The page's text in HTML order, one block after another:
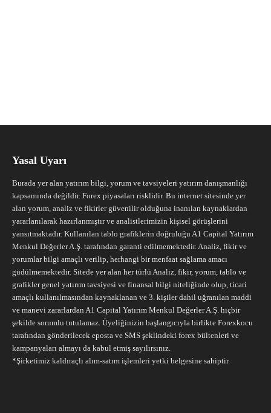
Yasal Uyarı
Burada yer alan yatırım bilgi, yorum ve tavsiyeleri yatırım danışmanlığı
kapsamında değildir. Forex piyasaları risklidir. Bu internet sitesinde yer
alan yorum, analiz ve fikirler güvenilir olduğuna inanılan kaynaklardan
yararlanılarak hazırlanmıştır ve analistlerimizin kişisel görüşlerini
yansıtmaktadır. Kullanılan tablo grafiklerin doğruluğu A1 Capital Yatırım
Menkul Değerler A.Ş. tarafından garanti edilmemektedir. Analiz, fikir ve
yorumlar bilgi amaçlı verilip, herhangi bir menfaat sağlama amacı
güdülmemektedir. Sitede yer alan her türlü Analiz, fikir, yorum, tablo ve
grafikler genel yatırım tavsiyesi ve finansal bilgi niteliğinde olup, ticari
amaçlı kullanılmasından kaynaklanan ve 3. kişiler dahil uğranılan maddi
ve manevi zararlardan A1 Capital Yatırım Menkul Değerler A.Ş. hiçbir
şekilde sorumlu tutulamaz. Üyeliğinizin başlangıcıyla birlikte Forexkocu
tarafından gönderilecek eposta ve SMS şeklindeki forex bültenleri ve
kampanyaları almayı da kabul etmiş sayılırsınız.
*Şirketimiz kaldıraçlı alım-satım işlemleri yetki belgesine sahiptir.